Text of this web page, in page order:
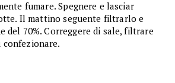
fumare. Spegnere e lasciar
Il mattino seguente filtrarlo e
del 70%. Correggere di sale, filtrare